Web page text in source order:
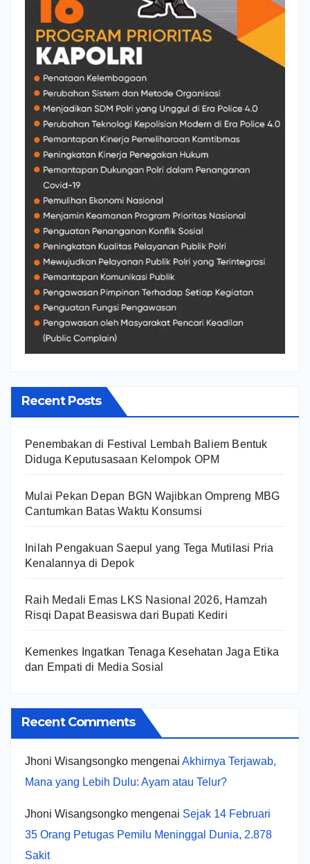
Recent Posts
Penembakan di Festival Lembah Baliem Bentuk
Diduga Keputusasaan Kelompok OPM
Mulai Pekan Depan BGN Wajibkan Ompreng MBG
Cantumkan Batas Waktu Konsumsi
Inilah Pengakuan Saepul yang Tega Mutilasi Pria
Kenalannya di Depok
Raih Medali Emas LKS Nasional 2026, Hamzah
Risqi Dapat Beasiswa dari Bupati Kediri
Kemenkes Ingatkan Tenaga Kesehatan Jaga Etika
dan Empati di Media Sosial
Recent Comments
Jhoni Wisangsongko mengenai Akhirnya Terjawab,
Mana yang Lebih Dulu: Ayam atau Telur?
Jhoni Wisangsongko mengenai Sejak 14 Februari
35 Orang Petugas Pemilu Meninggal Dunia, 2.878
Sakit